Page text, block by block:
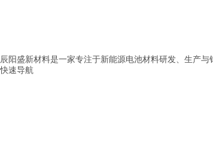
辰阳盛新材料是一家专注于新能源电池材料研发、生产
快速导航